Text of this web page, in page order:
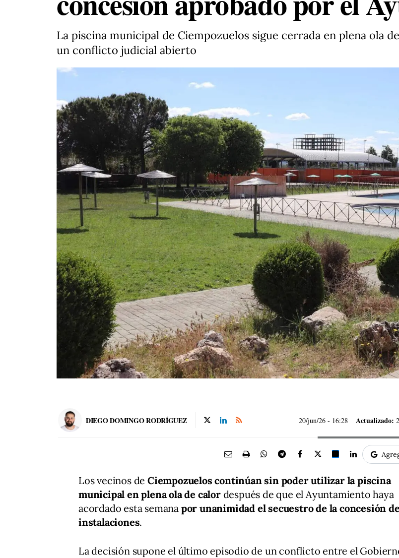
La piscina municipal de Ciempozuelos sigue cerrada en plena ola
un conflicto judicial abierto
DIEGO DOMINGO RODRÍGUEZ 20/jun/26 - 16:28 Actualizado:
Los vecinos de Ciempozuelos continúan sin poder utilizar la piscina
municipal en plena ola de calordespués de que el Ayuntamiento haya
acordado esta semana por unanimidad el secuestro de la concesión
instalaciones.
La decisión supone el último episodio de un conflicto entre el